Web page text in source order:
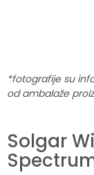
*fotografije su
od ambalaže
Solgar